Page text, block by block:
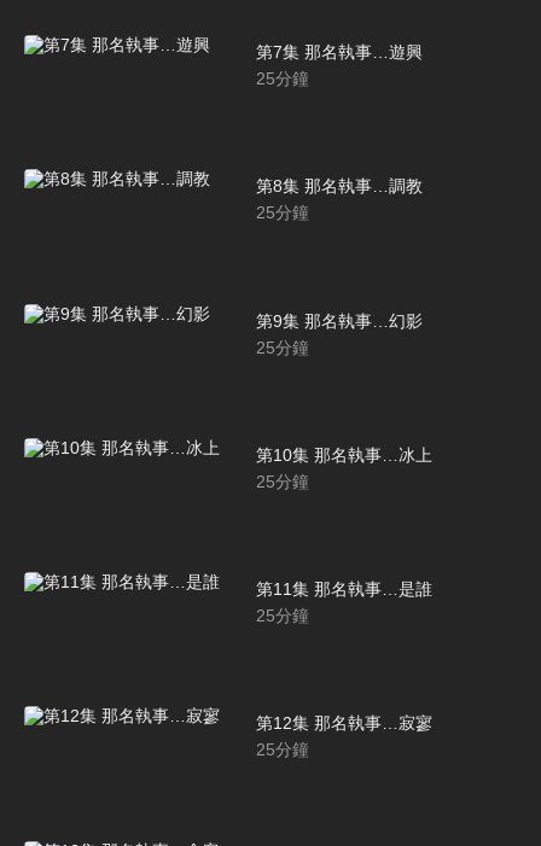
第7集 那名執事…遊興
25分鐘
第8集 那名執事…調教
25分鐘
第9集 那名執事…幻影
25分鐘
第10集 那名執事…冰上
25分鐘
第11集 那名執事…是誰
25分鐘
第12集 那名執事…寂寥
25分鐘